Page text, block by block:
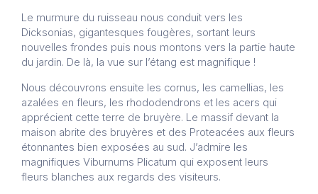
Le murmure du ruisseau nous conduit vers les
Dicksonias, gigantesques fougères, sortant leurs
nouvelles frondes puis nous montons vers la partie haute
du jardin. De là, la vue sur l’étang est magnifique !
Nous découvrons ensuite les cornus, les camellias, les
azalées en fleurs, les rhododendrons et les acers qui
apprécient cette terre de bruyère. Le massif devant la
maison abrite des bruyères et des Proteacées aux fleurs
étonnantes bien exposées au sud. J’admire les
magnifiques Viburnums Plicatum qui exposent leurs
fleurs blanches aux regards des visiteurs.